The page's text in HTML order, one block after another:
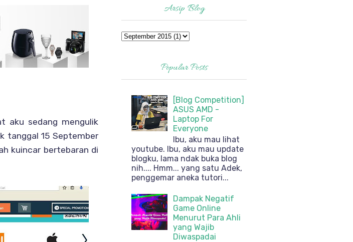
aku sedang mengulik
tanggal 15 September
kuincar bertebaran di
Arsip Blog
Popular Posts
[Blog Competition]
ASUS AMD -
Laptop For
Everyone
Ibu, aku mau lihat
youtube. Ibu, aku mau update
blogku, lama ndak buka blog
nih.... Hmm... yang satu Adek,
penggemar aneka tutori...
Dampak Negatif
Game Online
Menurut Para Ahli
yang Wajib
Diwaspadai